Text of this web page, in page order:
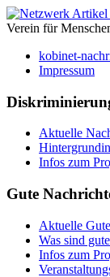
Verein für
kobinet-
Impressum
Aktuelle
Infos zum
Gute
Aktuelle
Was sind
Infos zum